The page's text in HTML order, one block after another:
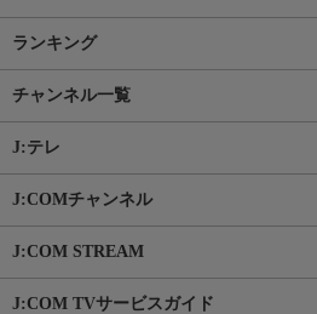
ランキング
チャンネル一覧
J:テレ
J:COMチャンネル
J:COM STREAM
J:COM TVサービスガイド